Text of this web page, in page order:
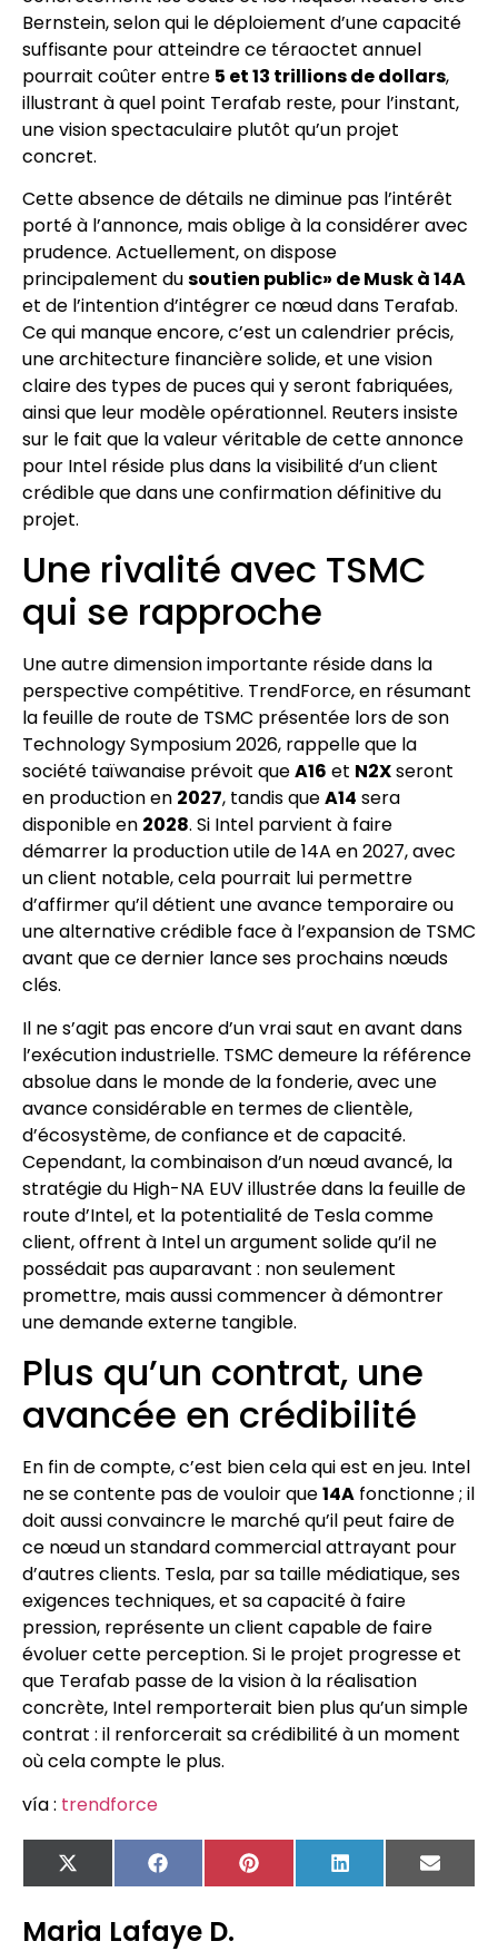
Bernstein, selon qui le déploiement d’une capacité
suffisante pour atteindre ce téraoctet annuel
pourrait coûter entre 5 et 13 trillions de dollars,
illustrant à quel point Terafab reste, pour l’instant,
une vision spectaculaire plutôt qu’un projet
concret.
Cette absence de détails ne diminue pas l’intérêt
porté à l’annonce, mais oblige à la considérer avec
prudence. Actuellement, on dispose
principalement dusoutien public» de Musk à 14A
et de l’intention d’intégrer ce nœud dans Terafab.
Ce qui manque encore, c’est un calendrier précis,
une architecture financière solide, et une vision
claire des types de puces qui y seront fabriquées,
ainsi que leur modèle opérationnel. Reuters insiste
sur le fait que la valeur véritable de cette annonce
pour Intel réside plus dans la visibilité d’un client
crédible que dans une confirmation définitive du
projet.
Une rivalité avec TSMC
qui se rapproche
Une autre dimension importante réside dans la
perspective compétitive. TrendForce, en résumant
la feuille de route de TSMC présentée lors de son
Technology Symposium 2026, rappelle que la
société taïwanaise prévoit queA16 et N2Xseront
en production en 2027, tandis queA14 sera
disponible en 2028. Si Intel parvient à faire
démarrer la production utile de 14A en 2027, avec
un client notable, cela pourrait lui permettre
d’affirmer qu’il détient une avance temporaire ou
une alternative crédible face à l’expansion de TSMC
avant que ce dernier lance ses prochains nœuds
clés.
Il ne s’agit pas encore d’un vrai saut en avant dans
l’exécution industrielle. TSMC demeure la référence
absolue dans le monde de la fonderie, avec une
avance considérable en termes de clientèle,
d’écosystème, de confiance et de capacité.
Cependant, la combinaison d’un nœud avancé, la
stratégie du High-NA EUV illustrée dans la feuille de
route d’Intel, et la potentialité de Tesla comme
client, offrent à Intel un argument solide qu’il ne
possédait pas auparavant : non seulement
promettre, mais aussi commencer à démontrer
une demande externe tangible.
Plus qu’un contrat, une
avancée en crédibilité
En fin de compte, c’est bien cela qui est en jeu. Intel
ne se contente pas de vouloir que14A fonctionne ; il
doit aussi convaincre le marché qu’il peut faire de
ce nœud un standard commercial attrayant pour
d’autres clients. Tesla, par sa taille médiatique, ses
exigences techniques, et sa capacité à faire
pression, représente un client capable de faire
évoluer cette perception. Si le projet progresse et
que Terafab passe de la vision à la réalisation
concrète, Intel remporterait bien plus qu’un simple
contrat : il renforcerait sa crédibilité à un moment
où cela compte le plus.
vía : trendforce
X
(Twitter)
FacebookPinterest LinkedIn Email
Maria Lafaye D.